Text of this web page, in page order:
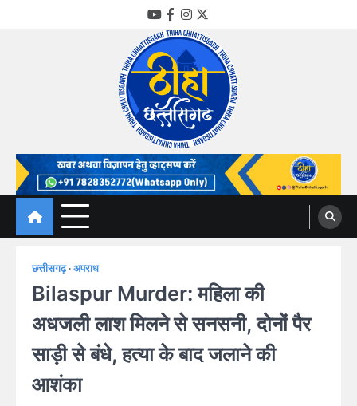
YouTube
Facebook
Instagram
Twitter
Thiha Chhattisgarh
गोठ जन-जन के
छत्तीसगढ़ अपराध
Bilaspur Murder: महिला की
अधजली लाश मिलने से सनसनी, दोनों पैर
साड़ी से बंधे, हत्या के बाद जलाने की
आशंका